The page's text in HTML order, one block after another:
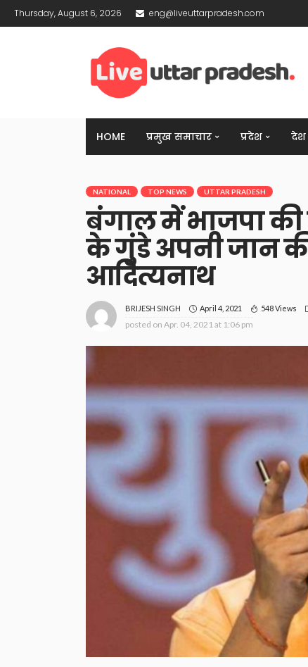
Thursday, August 6, 2026 eng@liveuttarpradesh.com
HOME प्रमुख समाचार प्रदेश देश
NATIONAL TOP NEWS UTTAR PRADESH
बंगाल में भाजपा की
के गुंडे अपनी जान
आदित्यनाथ
BRIJESH SINGH April 4, 2021 548 Views
posted on Apr. 04, 2021 at 1:06 pm